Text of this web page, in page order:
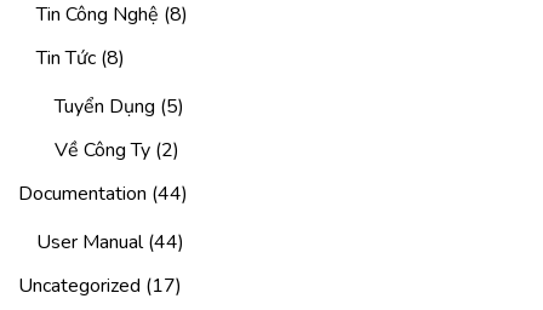
Tin Công Nghệ (8)
Tin Tức (8)
Tuyển Dụng (5)
Về Công Ty (2)
Documentation (44)
User Manual(44)
Uncategorized (17)